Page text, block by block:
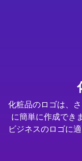
化粧品のロゴは、
に簡単に作成でき
ビジネスのロゴに